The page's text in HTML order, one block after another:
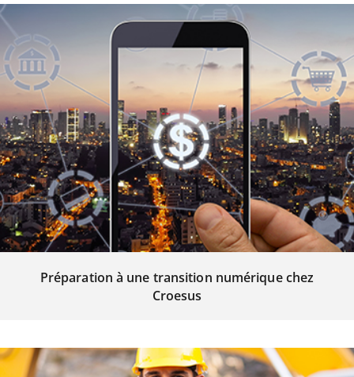
Préparation à une transition numérique chez
Croesus